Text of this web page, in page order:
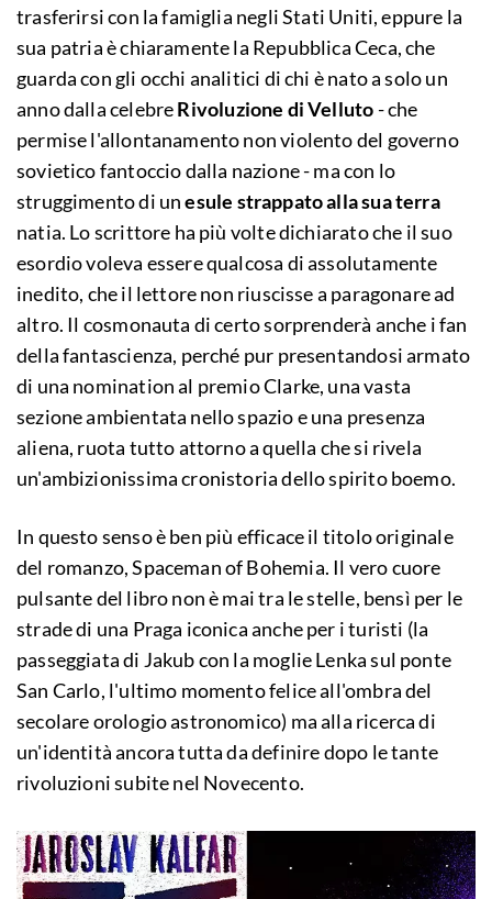
trasferirsi con la famiglia negli Stati Uniti, eppure la
sua patria è chiaramente la Repubblica Ceca, che
guarda con gli occhi analitici di chi è nato a solo un
anno dalla celebreRivoluzione di Velluto- che
permise l'allontanamento non violento del governo
sovietico fantoccio dalla nazione - ma con lo
struggimento di unesule strappato alla sua terra
natia. Lo scrittore ha più volte dichiarato che il suo
esordio voleva essere qualcosa di assolutamente
inedito, che il lettore non riuscisse a paragonare ad
altro. Il cosmonauta di certo sorprenderà anche i fan
della fantascienza, perché pur presentandosi armato
di una nomination al premio Clarke, una vasta
sezione ambientata nello spazio e una presenza
aliena, ruota tutto attorno a quella che si rivela
un'ambizionissima cronistoria dello spirito boemo.
In questo senso è ben più efficace il titolo originale
del romanzo, Spaceman of Bohemia. Il vero cuore
pulsante del libro non è mai tra le stelle, bensì per le
strade di una Praga iconica anche per i turisti (la
passeggiata di Jakub con la moglie Lenka sul ponte
San Carlo, l'ultimo momento felice all'ombra del
secolare orologio astronomico) ma alla ricerca di
un'identità ancora tutta da definire dopo le tante
rivoluzioni subite nel Novecento.